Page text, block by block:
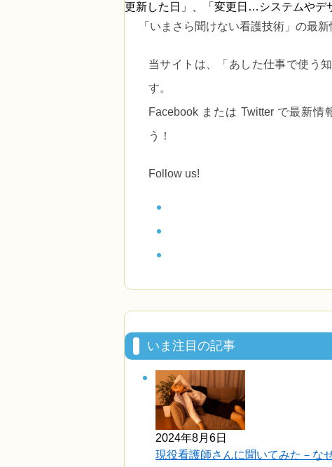
更新した日」、「変更日…システムやデ
「いまさら聞けない看護技術」の最
当サイトは、 「あした仕事で使う
す。
Facebook または Twitter で最新
う！
Follow us!
いま注目の記事
2024年8月6日
現役看護師さんに聞いてみた－な